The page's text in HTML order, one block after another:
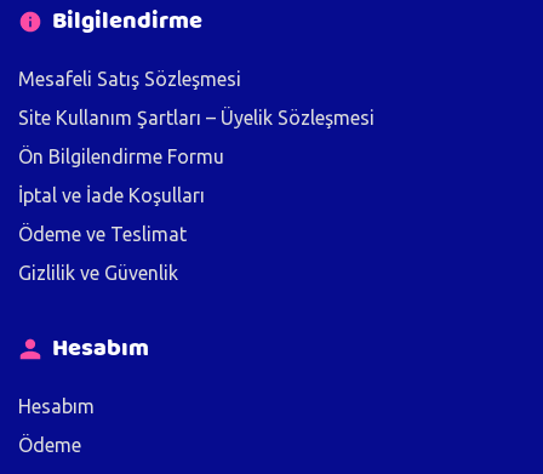
Bilgilendirme
Mesafeli Satış Sözleşmesi
Site Kullanım Şartları – Üyelik Sözleşmesi
Ön Bilgilendirme Formu
İptal ve İade Koşulları
Ödeme ve Teslimat
Gizlilik ve Güvenlik
Hesabım
Hesabım
Ödeme